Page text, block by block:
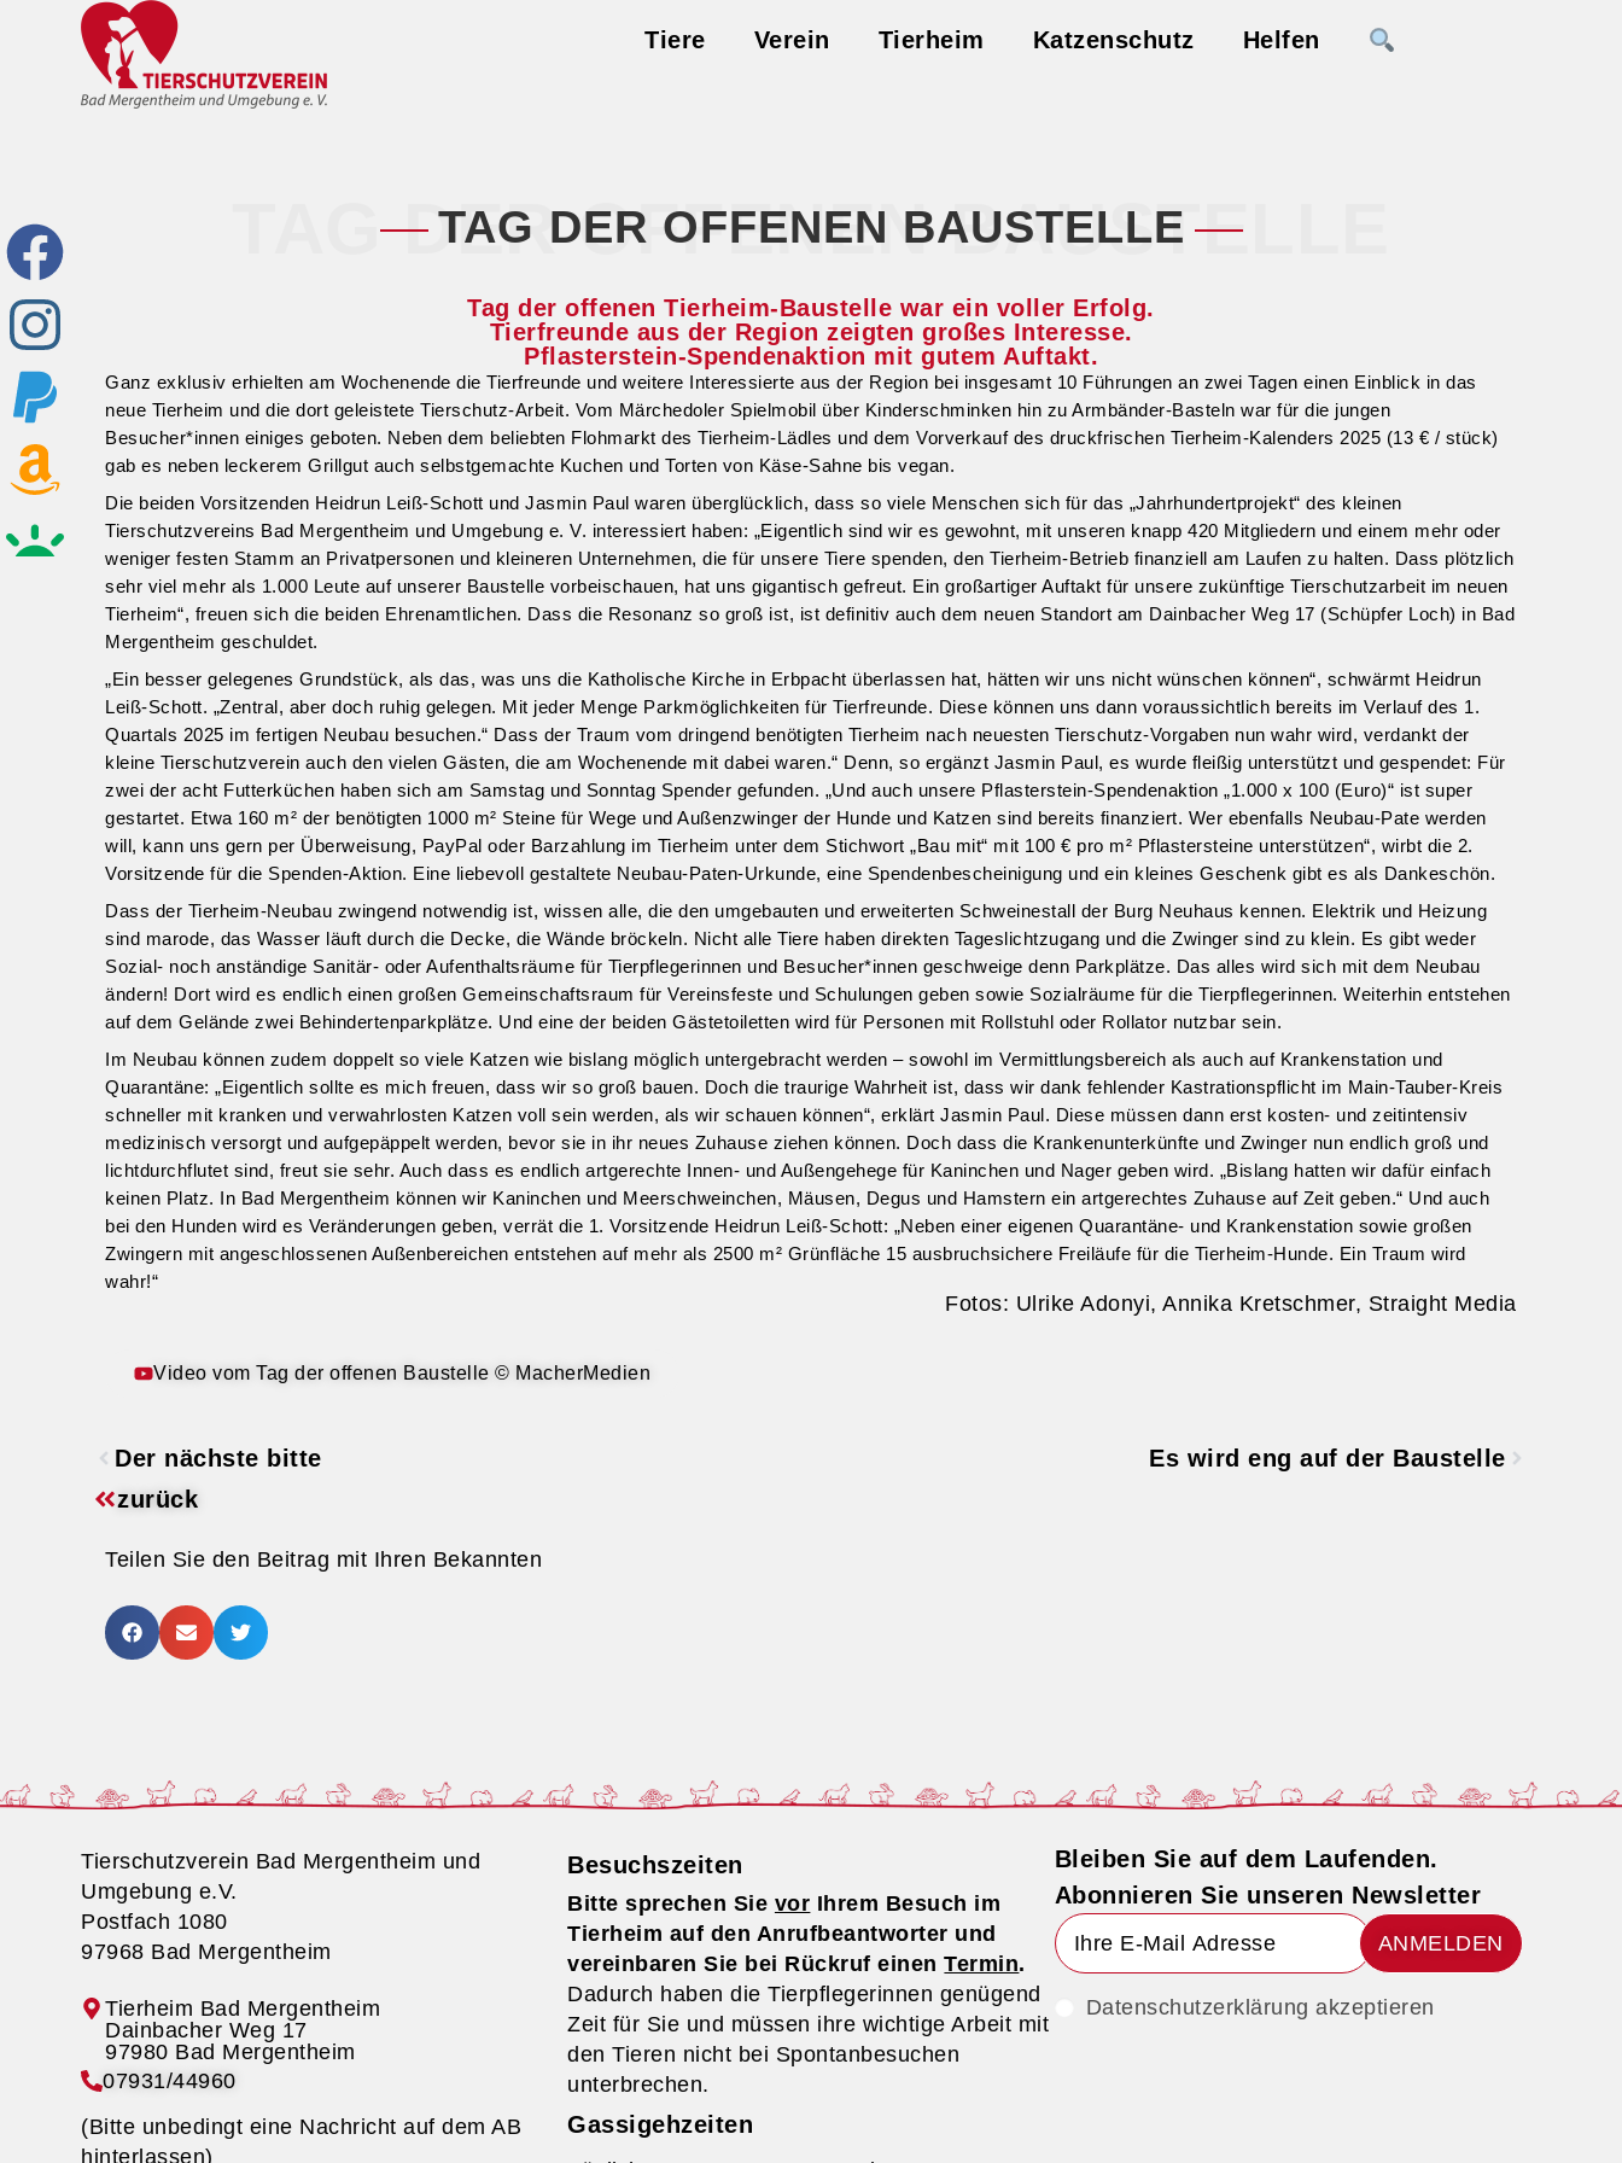
Tiere Verein Tierheim Katzenschutz Helfen
TAG DER OFFENEN BAUSTELLE
TAG DER OFFENEN BAUSTELLE
Tag der offenen Tierheim-Baustelle war ein voller Erfolg.
Tierfreunde aus der Region zeigten großes Interesse.
Pflasterstein-Spendenaktion mit gutem Auftakt.
Ganz exklusiv erhielten am Wochenende die Tierfreunde und weitere Interessierte aus der Region bei insgesamt 10 Führungen an zwei Tagen einen Einblick in das
neue Tierheim und die dort geleistete Tierschutz-Arbeit. Vom Märchedoler Spielmobil über Kinderschminken hin zu Armbänder-Basteln war für die jungen
Besucher*innen einiges geboten. Neben dem beliebten Flohmarkt des Tierheim-Lädles und dem Vorverkauf des druckfrischen Tierheim-Kalenders 2025 (13 € / stück)
gab es neben leckerem Grillgut auch selbstgemachte Kuchen und Torten von Käse-Sahne bis vegan.
Die beiden Vorsitzenden Heidrun Leiß-Schott und Jasmin Paul waren überglücklich, dass so viele Menschen sich für das „Jahrhundertprojekt“ des kleinen
Tierschutzvereins Bad Mergentheim und Umgebung e. V. interessiert haben: „Eigentlich sind wir es gewohnt, mit unseren knapp 420 Mitgliedern und einem mehr oder
weniger festen Stamm an Privatpersonen und kleineren Unternehmen, die für unsere Tiere spenden, den Tierheim-Betrieb finanziell am Laufen zu halten. Dass plötzlich
sehr viel mehr als 1.000 Leute auf unserer Baustelle vorbeischauen, hat uns gigantisch gefreut. Ein großartiger Auftakt für unsere zukünftige Tierschutzarbeit im neuen
Tierheim“, freuen sich die beiden Ehrenamtlichen. Dass die Resonanz so groß ist, ist definitiv auch dem neuen Standort am Dainbacher Weg 17 (Schüpfer Loch) in Bad
Mergentheim geschuldet.
„Ein besser gelegenes Grundstück, als das, was uns die Katholische Kirche in Erbpacht überlassen hat, hätten wir uns nicht wünschen können“, schwärmt Heidrun
Leiß-Schott. „Zentral, aber doch ruhig gelegen. Mit jeder Menge Parkmöglichkeiten für Tierfreunde. Diese können uns dann voraussichtlich bereits im Verlauf des 1.
Quartals 2025 im fertigen Neubau besuchen.“ Dass der Traum vom dringend benötigten Tierheim nach neuesten Tierschutz-Vorgaben nun wahr wird, verdankt der
kleine Tierschutzverein auch den vielen Gästen, die am Wochenende mit dabei waren.“ Denn, so ergänzt Jasmin Paul, es wurde fleißig unterstützt und gespendet: Für
zwei der acht Futterküchen haben sich am Samstag und Sonntag Spender gefunden. „Und auch unsere Pflasterstein-Spendenaktion „1.000 x 100 (Euro)“ ist super
gestartet. Etwa 160 m² der benötigten 1000 m² Steine für Wege und Außenzwinger der Hunde und Katzen sind bereits finanziert. Wer ebenfalls Neubau-Pate werden
will, kann uns gern per Überweisung, PayPal oder Barzahlung im Tierheim unter dem Stichwort „Bau mit“ mit 100 € pro m² Pflastersteine unterstützen“, wirbt die 2.
Vorsitzende für die Spenden-Aktion. Eine liebevoll gestaltete Neubau-Paten-Urkunde, eine Spendenbescheinigung und ein kleines Geschenk gibt es als Dankeschön.
Dass der Tierheim-Neubau zwingend notwendig ist, wissen alle, die den umgebauten und erweiterten Schweinestall der Burg Neuhaus kennen. Elektrik und Heizung
sind marode, das Wasser läuft durch die Decke, die Wände bröckeln. Nicht alle Tiere haben direkten Tageslichtzugang und die Zwinger sind zu klein. Es gibt weder
Sozial- noch anständige Sanitär- oder Aufenthaltsräume für Tierpflegerinnen und Besucher*innen geschweige denn Parkplätze. Das alles wird sich mit dem Neubau
ändern! Dort wird es endlich einen großen Gemeinschaftsraum für Vereinsfeste und Schulungen geben sowie Sozialräume für die Tierpflegerinnen. Weiterhin entstehen
auf dem Gelände zwei Behindertenparkplätze. Und eine der beiden Gästetoiletten wird für Personen mit Rollstuhl oder Rollator nutzbar sein.
Im Neubau können zudem doppelt so viele Katzen wie bislang möglich untergebracht werden – sowohl im Vermittlungsbereich als auch auf Krankenstation und
Quarantäne: „Eigentlich sollte es mich freuen, dass wir so groß bauen. Doch die traurige Wahrheit ist, dass wir dank fehlender Kastrationspflicht im Main-Tauber-Kreis
schneller mit kranken und verwahrlosten Katzen voll sein werden, als wir schauen können“, erklärt Jasmin Paul. Diese müssen dann erst kosten- und zeitintensiv
medizinisch versorgt und aufgepäppelt werden, bevor sie in ihr neues Zuhause ziehen können. Doch dass die Krankenunterkünfte und Zwinger nun endlich groß und
lichtdurchflutet sind, freut sie sehr. Auch dass es endlich artgerechte Innen- und Außengehege für Kaninchen und Nager geben wird. „Bislang hatten wir dafür einfach
keinen Platz. In Bad Mergentheim können wir Kaninchen und Meerschweinchen, Mäusen, Degus und Hamstern ein artgerechtes Zuhause auf Zeit geben.“ Und auch
bei den Hunden wird es Veränderungen geben, verrät die 1. Vorsitzende Heidrun Leiß-Schott: „Neben einer eigenen Quarantäne- und Krankenstation sowie großen
Zwingern mit angeschlossenen Außenbereichen entstehen auf mehr als 2500 m² Grünfläche 15 ausbruchsichere Freiläufe für die Tierheim-Hunde. Ein Traum wird
wahr!“
Fotos: Ulrike Adonyi, Annika Kretschmer, Straight Media
Video vom Tag der offenen Baustelle © MacherMedien
Der nächste bitte
Es wird eng auf der Baustelle
zurück
Teilen Sie den Beitrag mit Ihren Bekannten
Tierschutzverein Bad Mergentheim und
Umgebung e.V.
Postfach 1080
97968 Bad Mergentheim
Tierheim Bad Mergentheim
07931/44960
(Bitte unbedingt eine Nachricht auf dem AB
hinterlassen)
Besuchszeiten
Bitte sprechen Sie vor Ihrem Besuch im
Tierheim auf den Anrufbeantworter und
vereinbaren Sie bei Rückruf einenTermin.
Dadurch haben die Tierpflegerinnen genügend
Zeit für Sie und müssen ihre wichtige Arbeit mit
den Tieren nicht bei Spontanbesuchen
unterbrechen.
Gassigehzeiten
Bleiben Sie auf dem Laufenden.
Abonnieren Sie unseren Newsletter
ANMELDEN
Datenschutzerklärung akzeptieren